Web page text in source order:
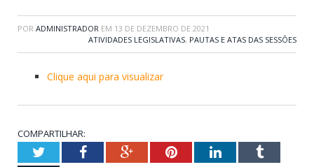
POR ADMINISTRADOR EM 13 DE DEZEMBRO DE 2021
ATIVIDADES LEGISLATIVAS, PAUTAS E ATAS DAS SESSÕES
Clique aqui para visualizar
COMPARTILHAR:
TwitterFacebookGoogle+PinterestLinkedInTumblr